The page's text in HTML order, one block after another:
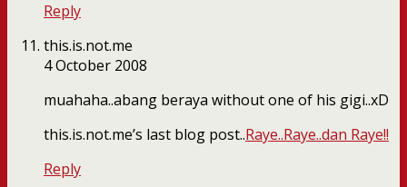
Reply
this.is.not.me
4 October 2008
muahaha..abang beraya without one of his gigi..xD
this.is.not.me’s last blog post..Raye..Raye..dan Raye!!
Reply